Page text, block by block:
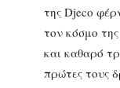
της Djeco
τον κόσμο
και καθαρό
πρώτες τους